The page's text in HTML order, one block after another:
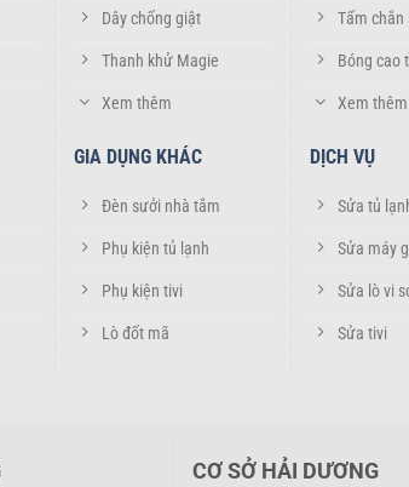
thiết bị xung
Louver giúp
nâng cao,
tạo điểm nhấn
Dây chống giật
Thanh khử Magie
Xem thêm
GIA DỤNG KHÁC
Đèn sưởi nhà tắm
Phụ kiện tủ lạnh
Phụ kiện tivi
Lò đốt mã
Tấm chắn
Bóng cao
Xem thêm
DỊCH VỤ
Sửa tủ
Sửa máy
Sửa lò vi
Sửa tivi
CƠ SỞ HẢI DƯƠNG